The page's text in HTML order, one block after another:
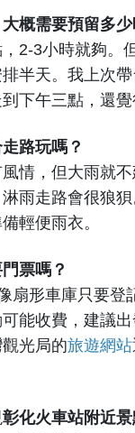
概需要預留多少
2-3小時就夠。
半天。我上次帶
下午三點，還覺
路玩嗎？
情，但大雨就
雨走路會很狼
輕便雨衣。
票嗎？
扇形車庫只要登
能收費，建議
光局的旅遊網站
彰化火車站附近